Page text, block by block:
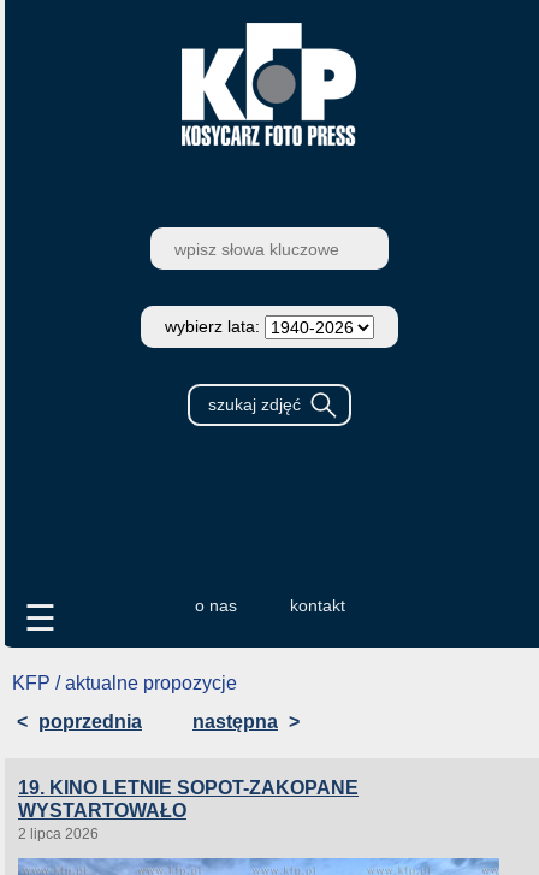
wybierz lata:
o nas kontakt
☰
KFP / aktualne propozycje
< poprzednia następna >
19. KINO LETNIE SOPOT-ZAKOPANE
WYSTARTOWAŁO
2 lipca 2026